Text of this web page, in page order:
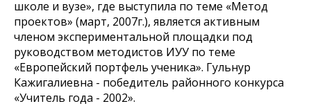
школе и вузе», где выступила по теме «Метод
проектов» (март, 2007г.), является активным
членом экспериментальной площадки под
руководством методистов ИУУ по теме
«Европейский портфель ученика». Гульнур
Кажигалиевна - победитель районного конкурса
«Учитель года - 2002».